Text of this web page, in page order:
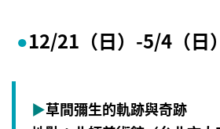
●12/21（日）-5/4 （日）
▶草間彌生的軌跡與奇跡